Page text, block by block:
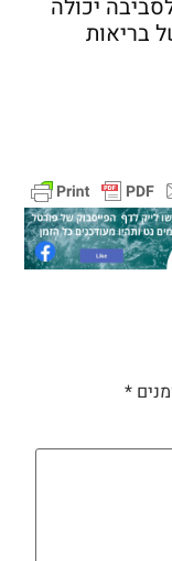
יכולה
בריאות
*